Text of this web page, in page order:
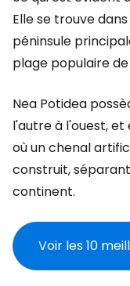
Elle se trouve
péninsule
plage populaire
Nea Potidea
l'autre à l'ouest,
où un chenal
construit,
continent.
Voir les 10